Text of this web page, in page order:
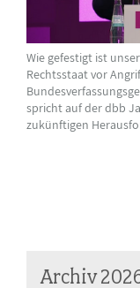
Wie gefestigt ist
Rechtsstaat vor
spricht auf der dbb
zukünftigen
Archiv